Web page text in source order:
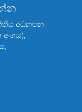
අධ්‍යාපන
අංශය),